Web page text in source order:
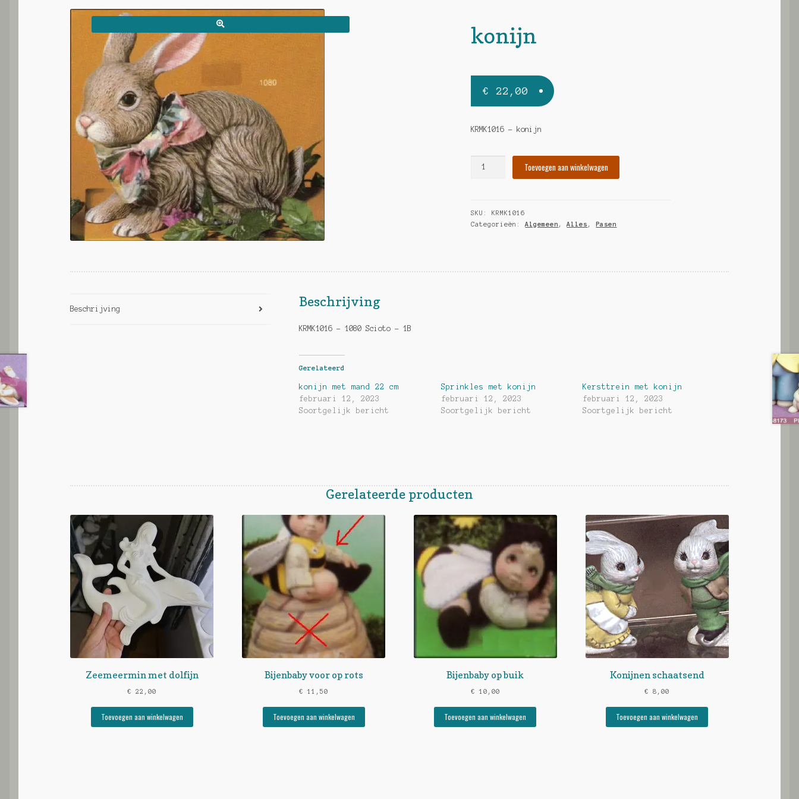
konijn
€ 22,00
KRMK1016 – konijn
Toevoegen aan winkelwagen
SKU: KRMK1016
Categorieën:Algemeen ,Alles , Pasen
Beschrijving Beschrijving
KRMK1016 – 1080 Scioto – 1B
Gerelateerd
konijn met mand 22 cm
februari 12, 2023
Soortgelijk bericht
Sprinkles met konijn
februari 12, 2023
Soortgelijk bericht
Kersttrein met konijn
februari 12, 2023
Soortgelijk bericht
Gerelateerde producten
Zeemeermin met dolfijn
€ 22,00
Toevoegen aan winkelwagen
Bijenbaby voor op rots
€ 11,50
Toevoegen aan winkelwagen
Bijenbaby op buik
€ 10,00
Toevoegen aan winkelwagen
Konijnen schaatsend
€ 8,00
Toevoegen aan winkelwagen